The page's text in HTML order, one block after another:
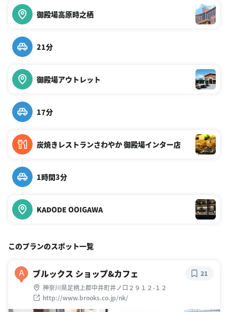
御殿場高原時之栖
21分
御殿場アウトレット
17分
炭焼きレストランさわやか 御殿場インター店
1時間3分
KADODE OOIGAWA
このプランのスポット一覧
A ブルックス ショップ&カフェ
神奈川県足柄上郡中井町井ノ口２９１２-１２
http://www.brooks.co.jp/nk/
21